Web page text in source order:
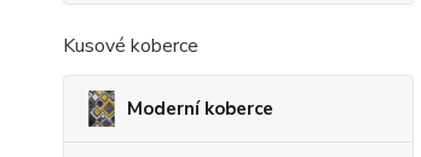
Kusové koberce
Moderní koberce